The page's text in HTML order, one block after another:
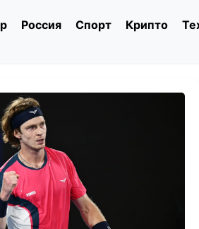
Россия Спорт Крипто